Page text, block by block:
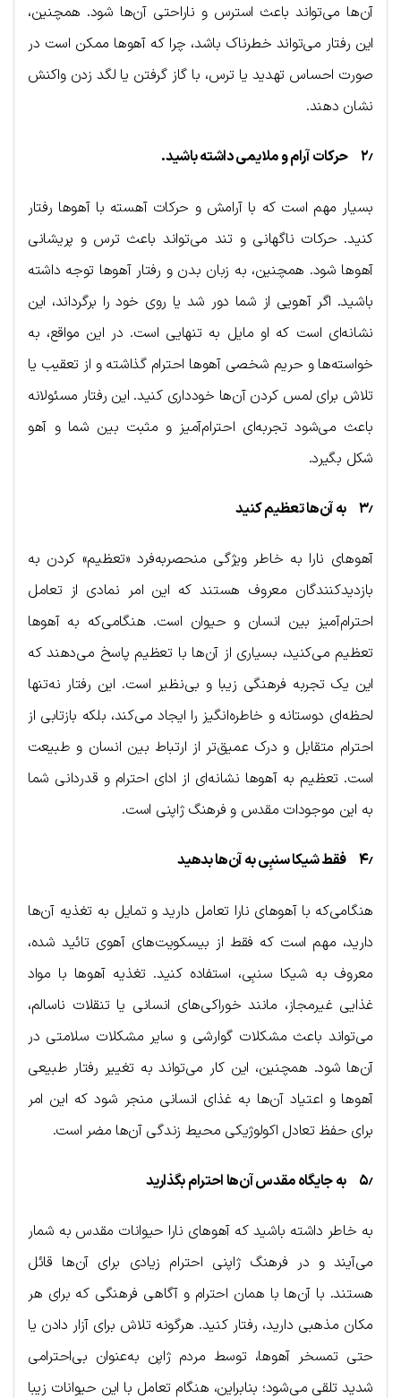
آن‌ها می‌تواند باعث استرس و ناراحتی آن‌ها شود. همچنین،
این رفتار می‌تواند خطرناک باشد، چرا که آهوها ممکن است در
صورت احساس تهدید یا ترس، با گاز گرفتن یا لگد زدن واکنش
نشان دهند.
۲٫ حرکات آرام و ملایمی داشته باشید.
بسیار مهم است که با آرامش و حرکات آهسته با آهوها رفتار
کنید. حرکات ناگهانی و تند می‌تواند باعث ترس و پریشانی
آهوها شود. همچنین، به زبان بدن و رفتار آهوها توجه داشته
باشید. اگر آهویی از شما دور شد یا روی خود را برگرداند، این
نشانه‌ای است که او مایل به تنهایی است. در این مواقع، به
خواسته‌ها و حریم شخصی آهوها احترام گذاشته و از تعقیب یا
تلاش برای لمس کردن آن‌ها خودداری کنید. این رفتار مسئولانه
باعث می‌شود تجربه‌ای احترام‌آمیز و مثبت بین شما و آهو
شکل بگیرد.
۳٫ به آن‌ها تعظیم کنید
آهوهای نارا به خاطر ویژگی منحصربه‌فرد «تعظیم» کردن به
بازدیدکنندگان معروف هستند که این امر نمادی از تعامل
احترام‌آمیز بین انسان و حیوان است. هنگامی‌که به آهوها
تعظیم می‌کنید، بسیاری از آن‌ها با تعظیم پاسخ می‌دهند که
این یک تجربه فرهنگی زیبا و بی‌نظیر است. این رفتار نه‌تنها
لحظه‌ای دوستانه و خاطره‌انگیز را ایجاد می‌کند، بلکه بازتابی از
احترام متقابل و درک عمیق‌تر از ارتباط بین انسان و طبیعت
است. تعظیم به آهوها نشانه‌ای از ادای احترام و قدردانی شما
به این موجودات مقدس و فرهنگ ژاپنی است.
۴٫ فقط شیکا سنبِی به آن‌ها بدهید
هنگامی‌که با آهوهای نارا تعامل دارید و تمایل به تغذیه آن‌ها
دارید، مهم است که فقط از بیسکویت‌های آهوی تائید شده،
معروف به شیکا سنبِی، استفاده کنید. تغذیه آهوها با مواد
غذایی غیرمجاز، مانند خوراکی‌های انسانی یا تنقلات ناسالم،
می‌تواند باعث مشکلات گوارشی و سایر مشکلات سلامتی در
آن‌ها شود. همچنین، این کار می‌تواند به تغییر رفتار طبیعی
آهوها و اعتیاد آن‌ها به غذای انسانی منجر شود که این امر
برای حفظ تعادل اکولوژیکی محیط زندگی آن‌ها مضر است.
۵٫ به جایگاه مقدس آن‌ها احترام بگذارید
به خاطر داشته باشید که آهوهای نارا حیوانات مقدس به شمار
می‌آیند و در فرهنگ ژاپنی احترام زیادی برای آن‌ها قائل
هستند. با آن‌ها با همان احترام و آگاهی فرهنگی که برای هر
مکان مذهبی دارید، رفتار کنید. هرگونه تلاش برای آزار دادن یا
حتی تمسخر آهوها، توسط مردم ژاپن به‌عنوان بی‌احترامی
شدید تلقی می‌شود؛ بنابراین، هنگام تعامل با این حیوانات زیبا